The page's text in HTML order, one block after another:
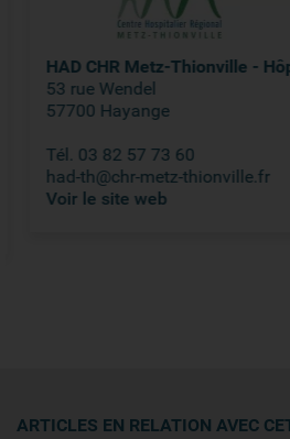
HAD CHR Metz-Thionville -
53 rue Wendel
57700 Hayange
Tél. 03 82 57 73 60
had-th@chr-metz-thionville.fr
Voir le site web
ARTICLES EN RELATION AVEC